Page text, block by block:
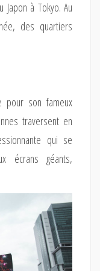
à Tokyo. Au
des quartiers
pour son fameux
traversent en
qui se
écrans géants,